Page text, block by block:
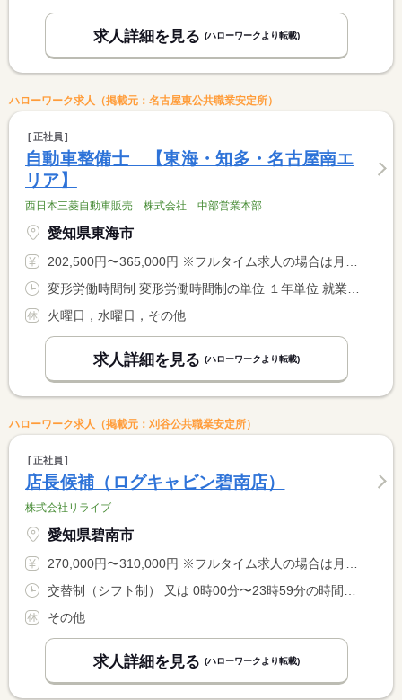
求人詳細を見る (ハローワークより転載)
ハローワーク求人（掲載元：名古屋東公共職業安定所）
正社員
自動車整備士 【東海・知多・名古屋南エ
リア】
西日本三菱自動車販売 株式会社 中部営業本部
愛知県東海市
202,500円〜365,000円 ※フルタイム求人の場合は月額（換算額）、パート求人の場合は時間額を表示しています。
火曜日，水曜日，その他
求人詳細を見る (ハローワークより転載)
ハローワーク求人（掲載元：刈谷公共職業安定所）
正社員
店長候補（ログキャビン碧南店）
株式会社リライブ
愛知県碧南市
270,000円〜310,000円 ※フルタイム求人の場合は月額（換算額）、パート求人の場合は時間額を表示しています。
その他
求人詳細を見る (ハローワークより転載)